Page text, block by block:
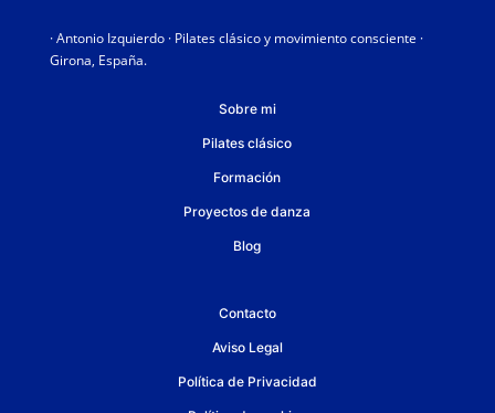
· Antonio Izquierdo · Pilates clásico y movimiento consciente ·
Girona, España.
Sobre mi
Pilates clásico
Formación
Proyectos de danza
Blog
Contacto
Aviso Legal
Política de Privacidad